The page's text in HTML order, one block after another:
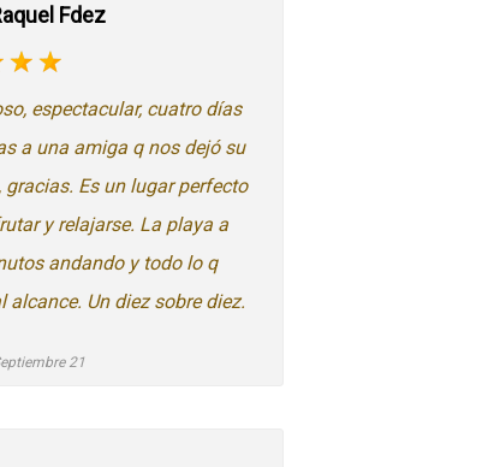
Fdez
espectacular, cuatro días
a una amiga q nos dejó su
gracias. Es un lugar perfecto
y relajarse. La playa a
andando y todo lo q
alcance. Un diez sobre diez.
21